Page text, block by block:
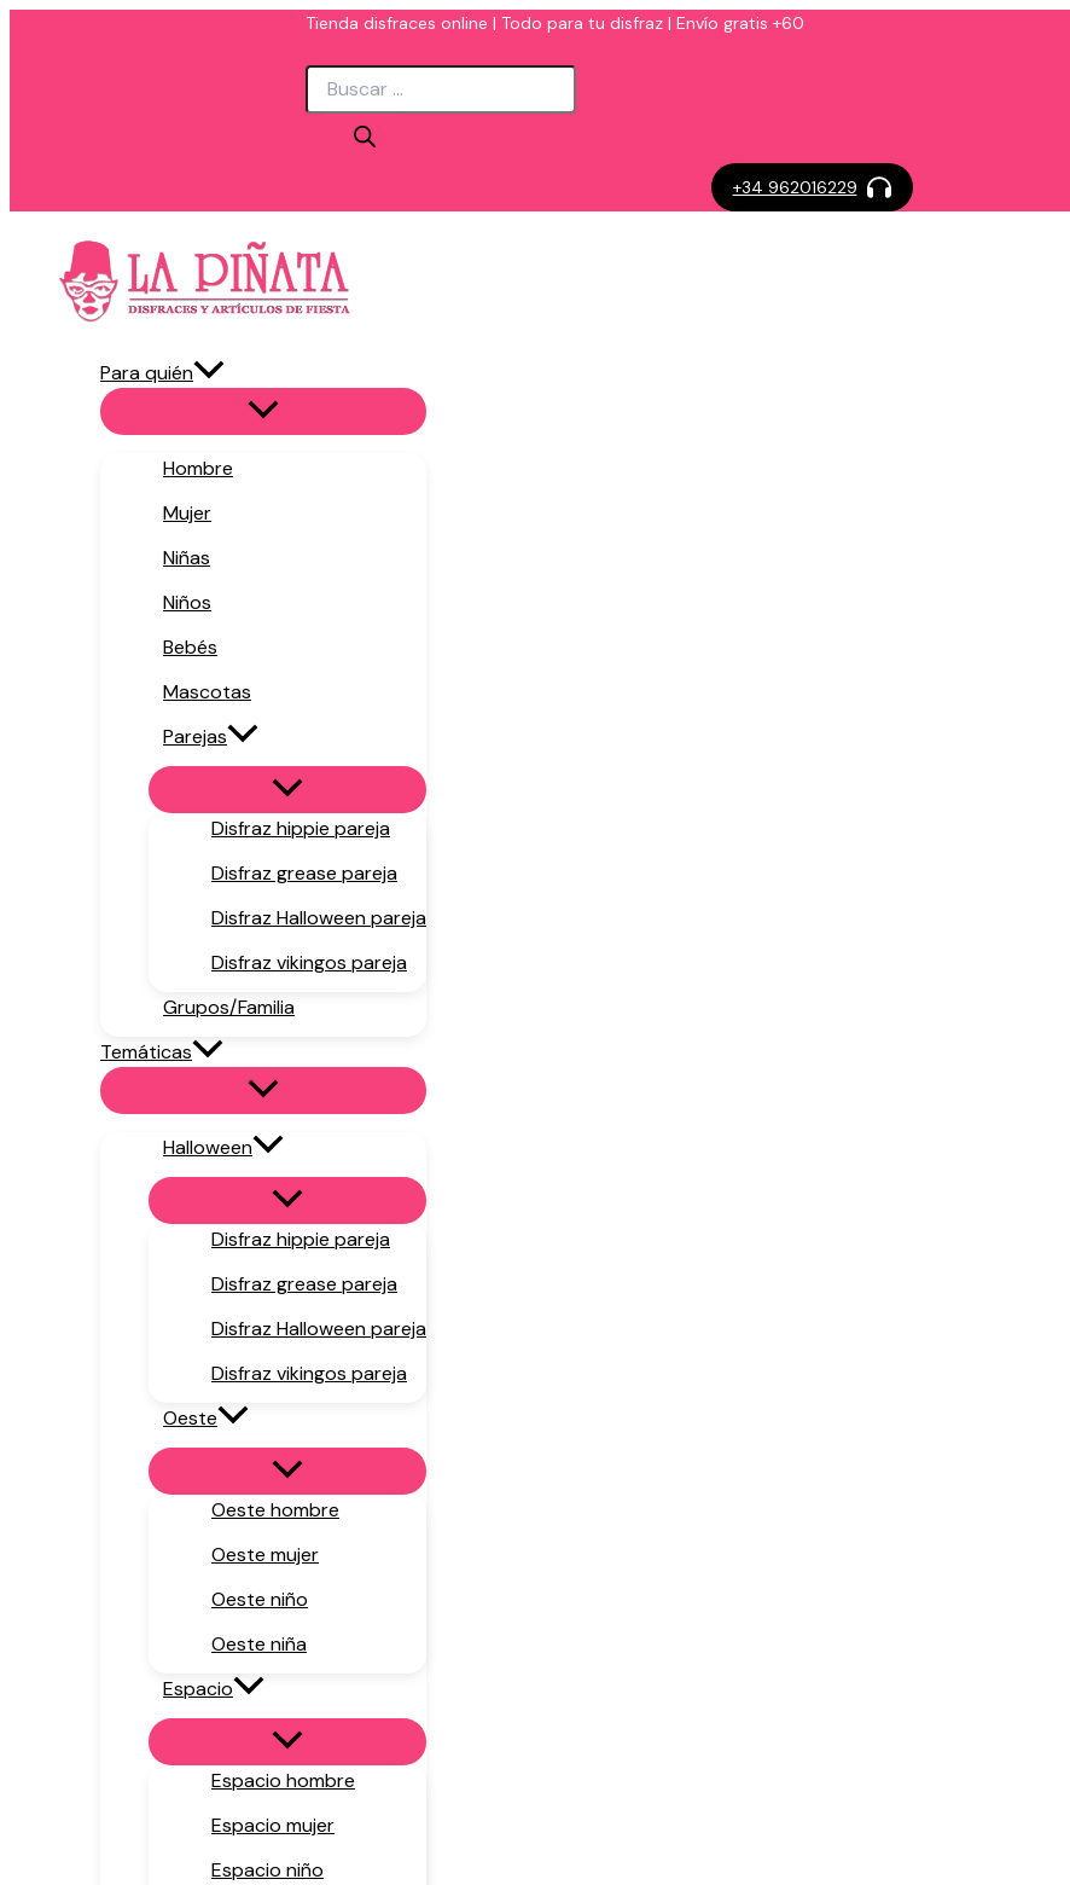
Tienda disfraces online | Todo para tu disfraz | Envío gratis +60
Búsqueda
productos
+34 962016229
Para quién
Hombre
Mujer
Niñas
Niños
Bebés
Mascotas
Parejas
Disfraz hippie pareja
Disfraz grease pareja
Disfraz Halloween pareja
Disfraz vikingos pareja
Grupos/Familia
Temáticas
Halloween
Disfraz hippie pareja
Disfraz grease pareja
Disfraz Halloween pareja
Disfraz vikingos pareja
Oeste
Oeste hombre
Oeste mujer
Oeste niño
Oeste niña
Espacio
Espacio hombre
Espacio mujer
Espacio niño